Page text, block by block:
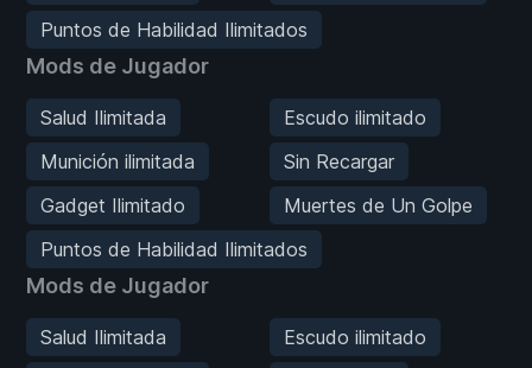
Puntos de Habilidad Ilimitados
Mods de Jugador
Salud Ilimitada
Escudo ilimitado
Munición ilimitada
Sin Recargar
Gadget Ilimitado
Muertes de Un Golpe
Puntos de Habilidad Ilimitados
Mods de Jugador
Salud Ilimitada
Escudo ilimitado